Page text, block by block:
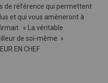
de référence qui permettent
et qui vous amèneront à
: « La véritable
de soi-même. »
EN CHEF